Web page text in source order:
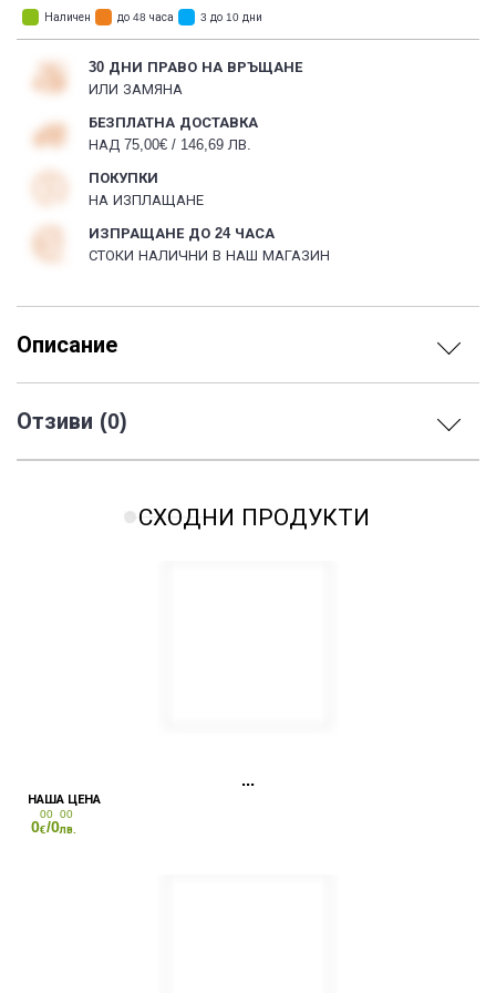
Наличен до 48 часа 3 до 10 дни
30 ДНИ ПРАВО НА ВРЪЩАНЕ
ИЛИ ЗАМЯНА
БЕЗПЛАТНА ДОСТАВКА
НАД 75,00€ / 146,69 ЛВ.
ПОКУПКИ
НА ИЗПЛАЩАНЕ
ИЗПРАЩАНЕ ДО 24 ЧАСА
СТОКИ НАЛИЧНИ В НАШ МАГАЗИН
Описание
Отзиви (0)
СХОДНИ ПРОДУКТИ
0
00
€/0
00
лв.